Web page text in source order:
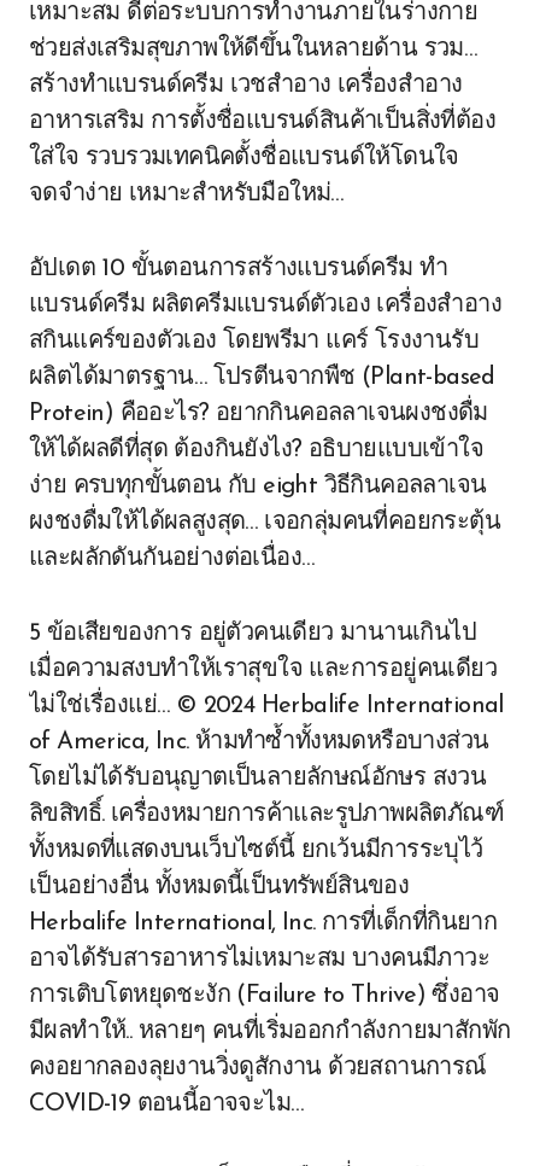
เหมาะสม ดีต่อระบบการทำงานภายในร่างกาย
ช่วยส่งเสริมสุขภาพให้ดีขึ้นในหลายด้าน รวม…
สร้างทำแบรนด์ครีม เวชสำอาง เครื่องสำอาง
อาหารเสริม การตั้งชื่อแบรนด์สินค้าเป็นสิ่งที่ต้อง
ใส่ใจ รวบรวมเทคนิคตั้งชื่อแบรนด์ให้โดนใจ
จดจำง่าย เหมาะสำหรับมือใหม่…
อัปเดต 10 ขั้นตอนการสร้างแบรนด์ครีม ทำ
แบรนด์ครีม ผลิตครีมแบรนด์ตัวเอง เครื่องสำอาง
สกินแคร์ของตัวเอง โดยพรีมา แคร์ โรงงานรับ
ผลิตได้มาตรฐาน… โปรตีนจากพืช (Plant-based
Protein) คืออะไร? อยากกินคอลลาเจนผงชงดื่ม
ให้ได้ผลดีที่สุด ต้องกินยังไง? อธิบายแบบเข้าใจ
ง่าย ครบทุกขั้นตอน กับ eight วิธีกินคอลลาเจน
ผงชงดื่มให้ได้ผลสูงสุด… เจอกลุ่มคนที่คอยกระตุ้น
และผลักดันกันอย่างต่อเนื่อง…
5 ข้อเสียของการ อยู่ตัวคนเดียว มานานเกินไป
เมื่อความสงบทำให้เราสุขใจ และการอยู่คนเดียว
ไม่ใช่เรื่องแย่… © 2024 Herbalife International
of America, Inc. ห้ามทำซ้ำทั้งหมดหรือบางส่วน
โดยไม่ได้รับอนุญาตเป็นลายลักษณ์อักษร สงวน
ลิขสิทธิ์. เครื่องหมายการค้าและรูปภาพผลิตภัณฑ์
ทั้งหมดที่แสดงบนเว็บไซต์นี้ ยกเว้นมีการระบุไว้
เป็นอย่างอื่น ทั้งหมดนี้เป็นทรัพย์สินของ
Herbalife International, Inc. การที่เด็กที่กินยาก
อาจได้รับสารอาหารไม่เหมาะสม บางคนมีภาวะ
การเติบโตหยุดชะงัก (Failure to Thrive) ซึ่งอาจ
มีผลทำให้.. หลายๆ คนที่เริ่มออกกำลังกายมาสักพัก
คงอยากลองลุยงานวิ่งดูสักงาน ด้วยสถานการณ์
COVID-19 ตอนนี้อาจจะไม…